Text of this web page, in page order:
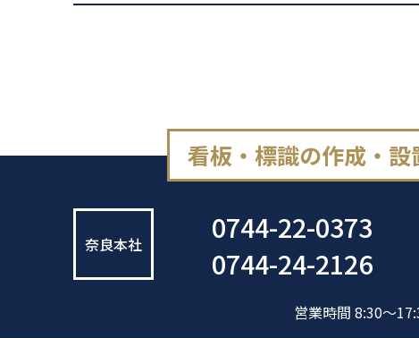
看板・標識の作成・
奈良本社
0744-22-0373
0744-24-2126
営業時間 8:30～